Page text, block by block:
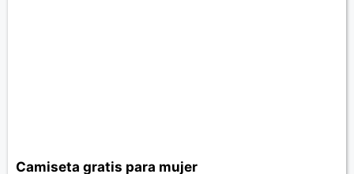
Camiseta gratis para mujer